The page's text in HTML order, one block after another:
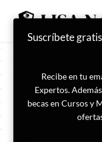
Suscríbete
Recibe en tu
Expertos.
becas en Cursos y